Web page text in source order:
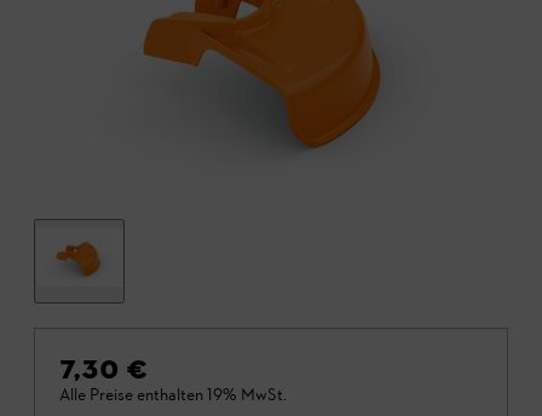
7,30 €
Alle Preise enthalten 19% MwSt.